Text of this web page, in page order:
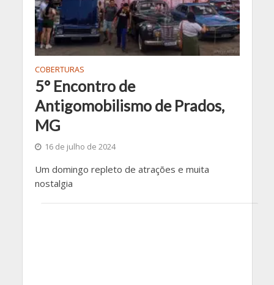
COBERTURAS
5° Encontro de
Antigomobilismo de Prados,
MG
16 de julho de 2024
Um domingo repleto de atrações e muita
nostalgia